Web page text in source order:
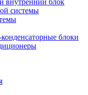
внутренний блок
системы
блоки